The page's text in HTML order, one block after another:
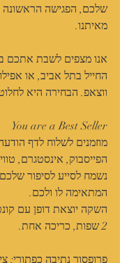
שלכם, הפגישה הראשונה
מאיתנו.
אנו מצפים לשבת אתכם
החייל בתל אביב, או
ווצאפ. הבחירה היא
You are a Best Seller
מוזמנים לשלוח לדף
הפייסבוק, אינסטגרם,
נשמח לסייע לסיפור
המתאימה לו ולכם.﻿
2 שפות, כריכה אחת.
פרופסור נתיבה כפתורי: